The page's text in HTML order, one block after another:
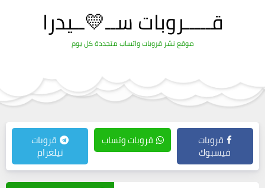
قـــــروبات ســ💛ــيدرا
موقع نشر قروبات واتساب متجددة كل يوم
قروبات
فيسبوك
قروبات وتساب قروبات
تيلغرام